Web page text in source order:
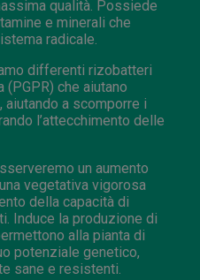
qualità. Possiede
e minerali che
radicale.
differenti rizobatteri
che aiutano
a scomporre i
l’attecchimento delle
un aumento
vegetativa vigorosa
della capacità di
Induce la produzione di
alla pianta di
potenziale genetico,
sane e resistenti.